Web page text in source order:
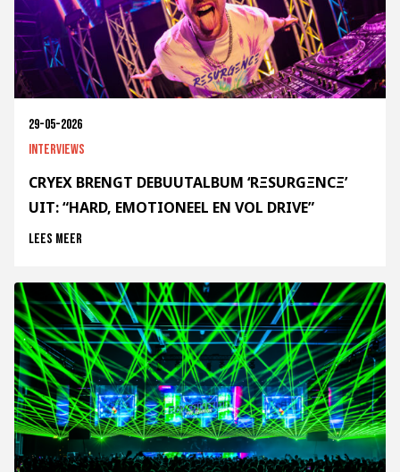
29-05-2026
Interviews
CRYEX BRENGT DEBUUTALBUM ‘RΞSURGΞNCΞ’
UIT: “HARD, EMOTIONEEL EN VOL DRIVE”
Lees meer